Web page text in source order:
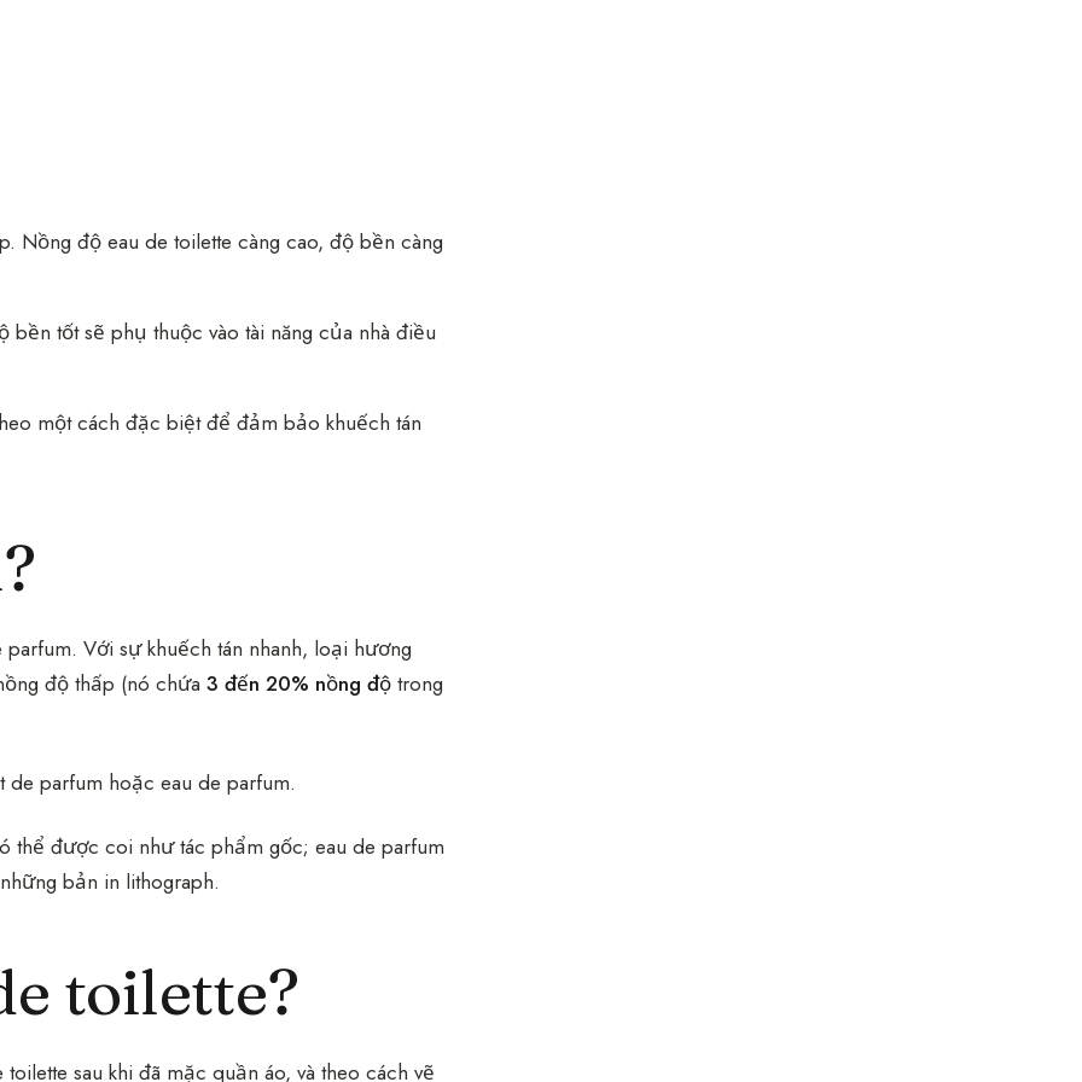
Nồng độ eau de toilette càng cao, độ bền càng
tốt sẽ phụ thuộc vào tài năng của nhà điều
một cách đặc biệt để đảm bảo khuếch tán
Với sự khuếch tán nhanh, loại hương
độ thấp (nó chứa 3 đến 20% nồng độtrong
parfum hoặc eau de parfum.
thể được coi như tác phẩm gốc; eau de parfum
bản in lithograph.
toilette?
sau khi đã mặc quần áo, và theo cách vẽ